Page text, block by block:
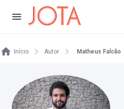
Início Autor Matheus Falcão